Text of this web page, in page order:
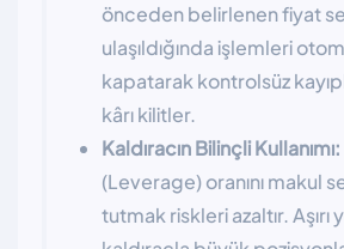
önceden belirlenen fiyat
ulaşıldığında işlemleri
kapatarak kontrolsüz
kârı kilitler.
Kaldıracın Bilinçli Kullanımı:
(Leverage) oranını makul
tutmak riskleri azaltır. Aşırı